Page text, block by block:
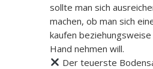
sollte man sich
machen, ob man sich
kaufen
Hand nehmen will.
Der teuerste